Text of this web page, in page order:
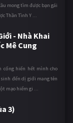
mong tìm được bạn gái
Thần Tình Y ...
- Nhà Khai
Mê Cung
cống hiến hết mình cho
đến dị giới mang tên
mạo hiểm gi ...
3)